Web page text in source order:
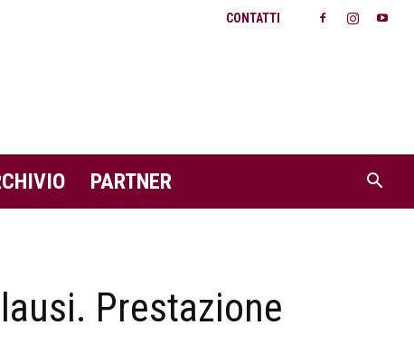
CONTATTI
PARTNER
Prestazione